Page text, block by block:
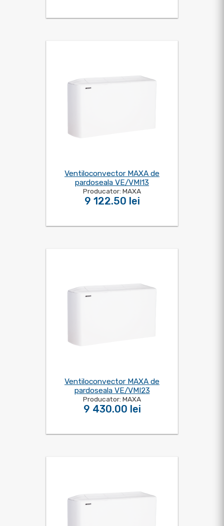
Ventiloconvector MAXA de
pardoseala VE/VMI13
Producator: MAXA
9 122.50 lei
Ventiloconvector MAXA de
pardoseala VE/VMI23
Producator: MAXA
9 430.00 lei